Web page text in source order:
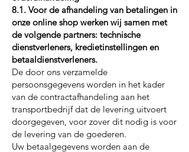
8.1. Voor de afhandeling van betalingen in
onze online shop werken wij samen met
de volgende partners: technische
dienstverleners, kredietinstellingen en
betaaldienstverleners.
De door ons verzamelde
persoonsgegevens worden in het kader
van de contractafhandeling aan het
transportbedrijf dat de levering uitvoert
doorgegeven, voor zover dit nodig is voor
de levering van de goederen.
Uw betaalgegevens worden aan de